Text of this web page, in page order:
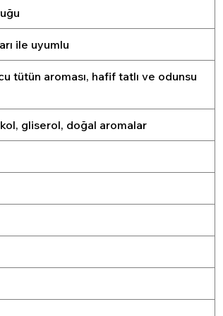
ile uyumlu
tütün aroması, hafif tatlı ve odunsu
gliserol, doğal aromalar